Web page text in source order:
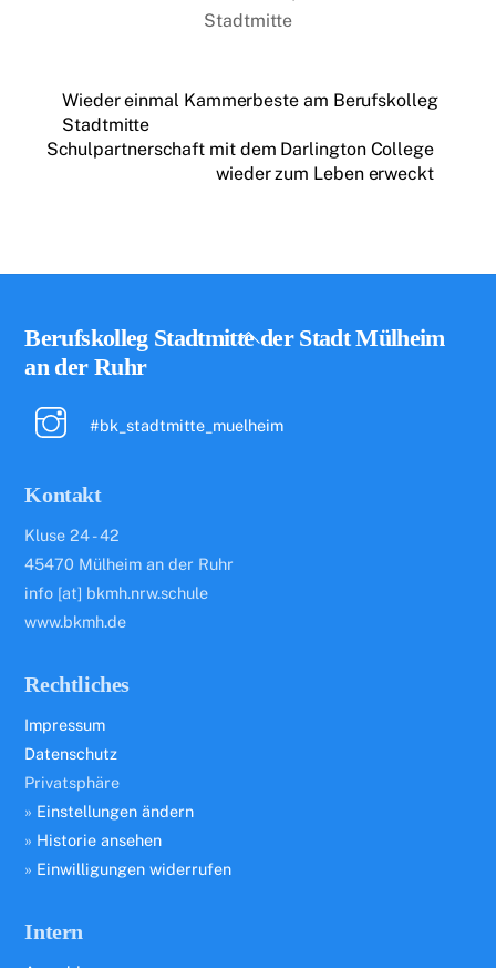
Wieder einmal Kammerbeste am Berufskolleg
Stadtmitte
Schulpartnerschaft mit dem Darlington College
wieder zum Leben erweckt
Back
Berufskolleg Stadtmitte der Stadt Mülheim
an der Ruhr
#bk_stadtmitte_muelheim
Kontakt
Kluse 24 - 42
45470 Mülheim an der Ruhr
info [at] bkmh.nrw.schule
www.bkmh.de
Rechtliches
Impressum
Datenschutz
Privatsphäre
» Einstellungen ändern
» Historie ansehen
» Einwilligungen widerrufen
Intern